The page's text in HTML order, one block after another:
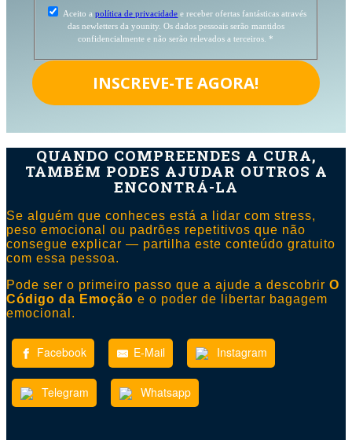
Aceito apolítica de privacidade e receber ofertas fantásticas através
das newletters da younity. Os dados pessoais serão mantidos
confidencialmente e não serão relevados a terceiros. *
INSCREVE-TE AGORA!
QUANDO COMPREENDES A CURA,
TAMBÉM PODES AJUDAR OUTROS A
ENCONTRÁ-LA
Se alguém que conheces está a lidar com stress,
peso emocional ou padrões repetitivos que não
consegue explicar — partilha este conteúdo gratuito
com essa pessoa.
Pode ser o primeiro passo que a ajude a descobrir O
Código da Emoção e o poder de libertar bagagem
emocional.
Facebook E-Mail Instagram
Telegram Whatsapp